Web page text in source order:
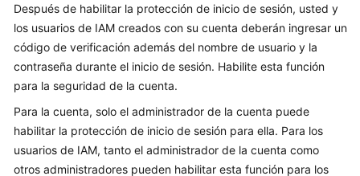
de
operación
de
IAM
Historial
de
Después de habilitar la protección de inicio de sesión, usted y
los usuarios de IAM creados con su cuenta deberán ingresar un
código de verificación además del nombre de usuario y la
contraseña durante el inicio de sesión. Habilite esta función
para la seguridad de la cuenta.
Para la cuenta, solo el administrador de la cuenta puede
habilitar la protección de inicio de sesión para ella. Para los
usuarios de IAM, tanto el administrador de la cuenta como
otros administradores pueden habilitar esta función para los